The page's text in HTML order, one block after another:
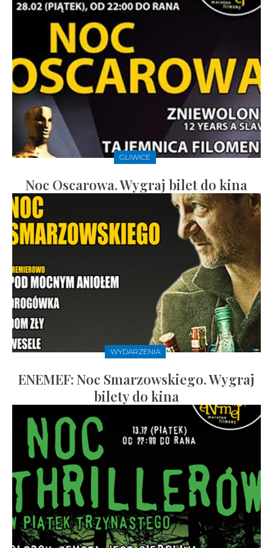
GLIWICE
Noc Oscarowa. Wygraj bilet do kina
WYDARZENIA
ENEMEF: Noc Smarzowskiego. Wygraj
bilety do kina